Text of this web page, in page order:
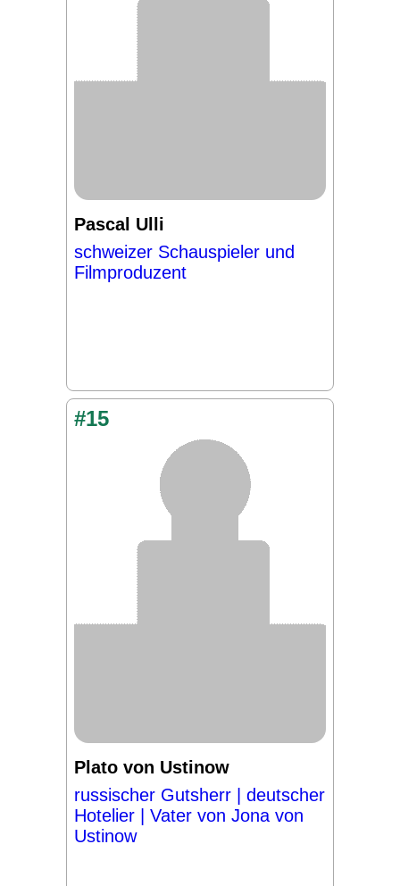
Pascal Ulli
schweizer Schauspieler und
Filmproduzent
#15
Plato von Ustinow
russischer Gutsherr | deutscher
Hotelier | Vater von Jona von
Ustinow